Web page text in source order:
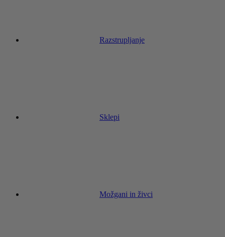
Razstrupljanje
Sklepi
Možgani in živci